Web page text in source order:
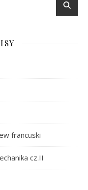
francuski
cz.II